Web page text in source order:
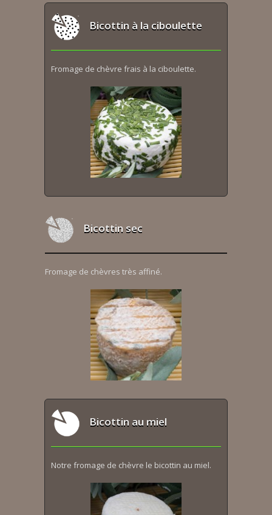
Bicottin à la ciboulette
Fromage de chèvre frais à la ciboulette.
Bicottin sec
Fromage de chèvres très affiné.
Bicottin au miel
Notre fromage de chèvre le bicottin au miel.